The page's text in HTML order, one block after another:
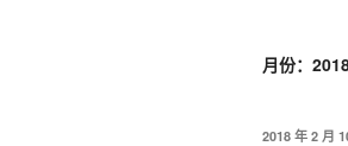
月份：
发
2018 年 2 月